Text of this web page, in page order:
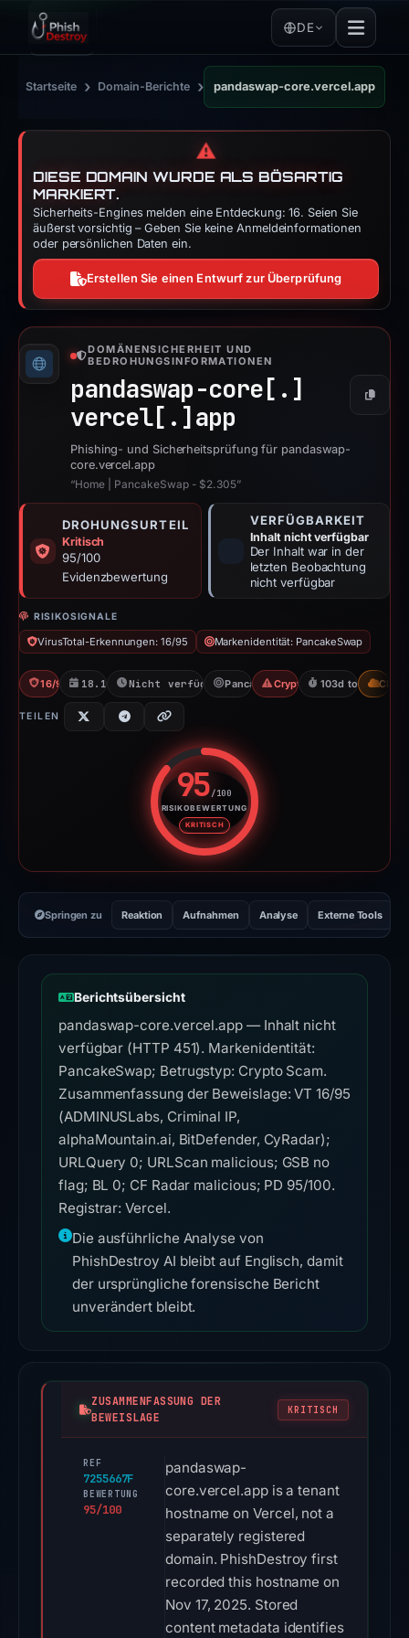
DE
Startseite › Domain-Berichte › pandaswap-core.vercel.app
⚠️
DIESE DOMAIN WURDE ALS BÖSARTIG
MARKIERT.
Sicherheits-Engines melden eine Entdeckung: 16. Seien Sie
äußerst vorsichtig – Geben Sie keine Anmeldeinformationen
oder persönlichen Daten ein.
Erstellen Sie einen Entwurf zur Überprüfung
DOMÄNENSICHERHEIT UND
BEDROHUNGSINFORMATIONEN
pandaswap-core[.]
vercel[.] app
Phishing- und Sicherheitsprüfung für pandaswap-
core.vercel.app
“Home | PancakeSwap - $2.305”
DROHUNGSURTEIL
Kritisch
95/100
Evidenzbewertung
VERFÜGBARKEIT
Inhalt nicht verfügbar
Der Inhalt war in der
letzten Beobachtung
nicht verfügbar
RISIKOSIGNALE
VirusTotal-Erkennungen: 16/95 Markenidentität: PancakeSwap
16/95 VT18.11.2025Nicht verfügbar seit 22.05.2026
PancakeSwapCrypto Scam103d to CDN
TEILEN
95/100
RISIKOBEWERTUNG
KRITISCH
Risikobewertung: 95 von
Springen zu Reaktion Aufnahmen Analyse Externe Tools
Berichtsübersicht
pandaswap-core.vercel.app — Inhalt nicht
verfügbar (HTTP 451). Markenidentität:
PancakeSwap; Betrugstyp: Crypto Scam.
Zusammenfassung der Beweislage: VT 16/95
(ADMINUSLabs, Criminal IP,
alphaMountain.ai, BitDefender, CyRadar);
URLQuery 0; URLScan malicious; GSB no
flag; BL 0; CF Radar malicious; PD 95/100.
Registrar: Vercel.
Die ausführliche Analyse von
PhishDestroy AI bleibt auf Englisch, damit
der ursprüngliche forensische Bericht
unverändert bleibt.
ZUSAMMENFASSUNG DER
BEWEISLAGE
KRITISCH
REF
7255667F
BEWERTUNG
95/100
pandaswap-
core.vercel.app is a tenant
hostname on Vercel, not a
separately registered
domain. PhishDestroy first
recorded this hostname on
Nov 17, 2025. Stored
content metadata identifies